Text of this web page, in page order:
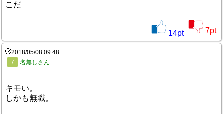
こだ
14pt 7pt
2018/05/08 09:48
7
名無しさん
キモい。
しかも無職。